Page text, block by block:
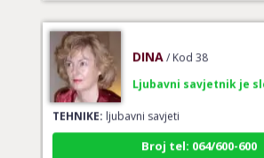
TEHNIKE:ljubavni savjeti
Broj tel: 064/600-600
tel:0,93€ - mob:1,12€ min